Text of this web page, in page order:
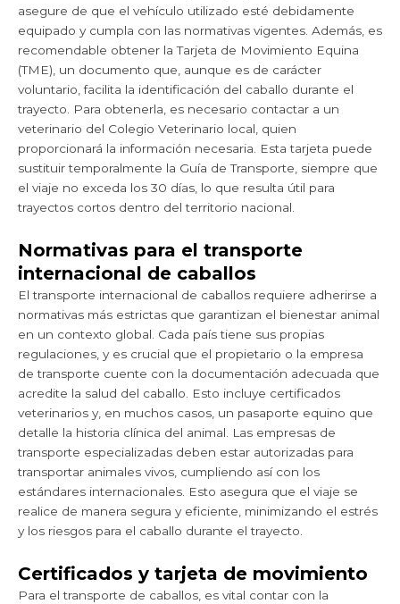
asegure de que el vehículo utilizado esté debidamente
equipado y cumpla con las normativas vigentes. Además, es
recomendable obtener la Tarjeta de Movimiento Equina
(TME), un documento que, aunque es de carácter
voluntario, facilita la identificación del caballo durante el
trayecto. Para obtenerla, es necesario contactar a un
veterinario del Colegio Veterinario local, quien
proporcionará la información necesaria. Esta tarjeta puede
sustituir temporalmente la Guía de Transporte, siempre que
el viaje no exceda los 30 días, lo que resulta útil para
trayectos cortos dentro del territorio nacional.
Normativas para el transporte
internacional de caballos
El transporte internacional de caballos requiere adherirse a
normativas más estrictas que garantizan el bienestar animal
en un contexto global. Cada país tiene sus propias
regulaciones, y es crucial que el propietario o la empresa
de transporte cuente con la documentación adecuada que
acredite la salud del caballo. Esto incluye certificados
veterinarios y, en muchos casos, un pasaporte equino que
detalle la historia clínica del animal. Las empresas de
transporte especializadas deben estar autorizadas para
transportar animales vivos, cumpliendo así con los
estándares internacionales. Esto asegura que el viaje se
realice de manera segura y eficiente, minimizando el estrés
y los riesgos para el caballo durante el trayecto.
Certificados y tarjeta de movimiento
Para el transporte de caballos, es vital contar con la